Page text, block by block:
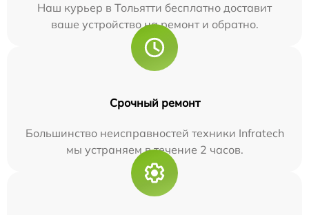
Наш курьер в Тольятти бесплатно доставит
ваше устройство на ремонт и обратно.
Срочный ремонт
Большинство неисправностей техники Infratech
мы устраняем в течение 2 часов.